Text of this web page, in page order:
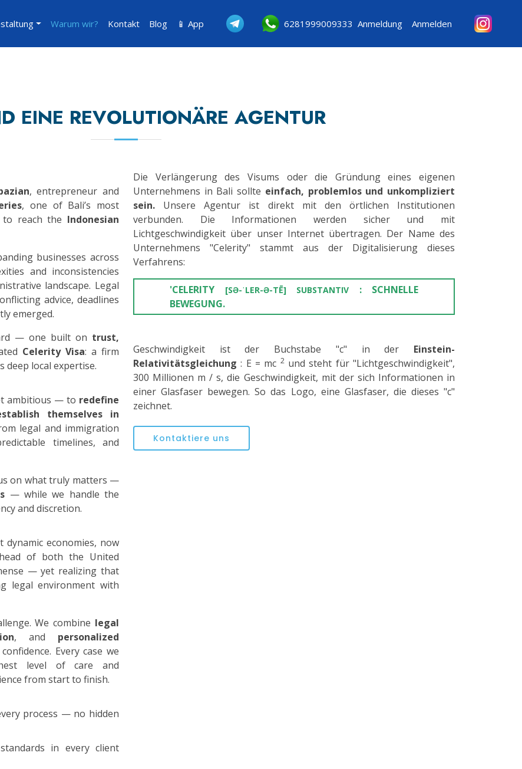
Warum wir? Kontakt Blog 📱 App 6281999009333 Anmeldung Anmelden
EINE REVOLUTIONÄRE AGENTUR
, entrepreneur and
, one of Bali’s most
to reach the Indonesian
businesses across
and inconsistencies
landscape. Legal
advice, deadlines
emerged.
— one built on trust,
Celerity Visa: a firm
local expertise.
ambitious — to redefine
themselves in
legal and immigration
timelines, and
on what truly matters —
— while we handle the
and discretion.
dynamic economies, now
of both the United
— yet realizing that
legal environment with
We combine legal
, and personalized
Every case we
level of care and
from start to finish.
process — no hidden
in every client
Die Verlängerung des Visums oder die Gründung eines eigenen
Unternehmens in Bali sollte einfach, problemlos und unkompliziert
sein. Unsere Agentur ist direkt mit den örtlichen Institutionen
verbunden. Die Informationen werden sicher und mit
Lichtgeschwindigkeit über unser Internet übertragen. Der Name des
Unternehmens "Celerity" stammt aus der Digitalisierung dieses
Verfahrens:
'CELERITY [SƏ-ˈLER-Ə-TĒ] SUBSTANTIV : SCHNELLE
BEWEGUNG.
Geschwindigkeit ist der Buchstabe "c" in der Einstein-
Relativitätsgleichung : E = mc 2und steht für "Lichtgeschwindigkeit",
300 Millionen m / s, die Geschwindigkeit, mit der sich Informationen in
einer Glasfaser bewegen. So das Logo, eine Glasfaser, die dieses "c"
zeichnet.
Kontaktiere uns